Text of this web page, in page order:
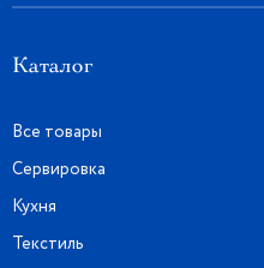
Каталог
Все товары
Сервировка
Кухня
Текстиль